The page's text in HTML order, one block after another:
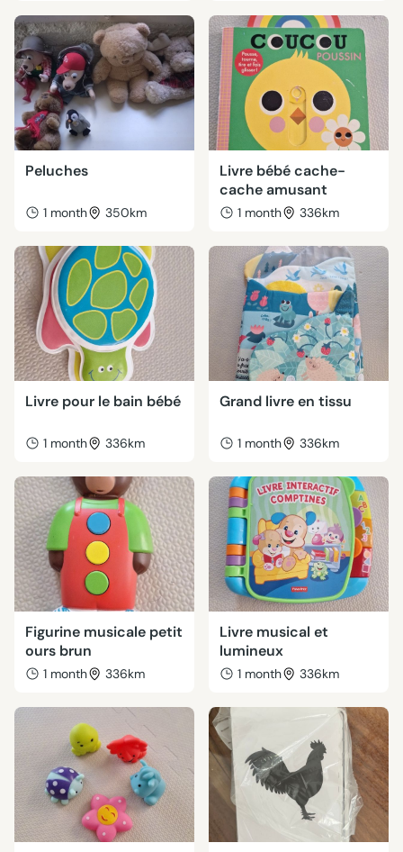
Peluches
1 month 350km
Livre bébé cache-
cache amusant
1 month 336km
Livre pour le bain bébé
1 month 336km
Grand livre en tissu
1 month 336km
Figurine musicale petit
ours brun
1 month 336km
Livre musical et
lumineux
1 month 336km